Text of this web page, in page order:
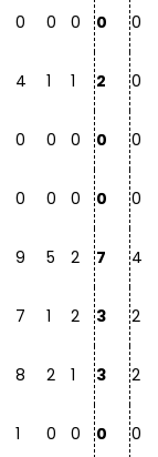
0 0 0 0 0
4 1 1 2 0
0 0 0 0 0
0 0 0 0 0
9 5 2 7 4
7 1 2 3 2
8 2 1 3 2
1 0 0 0 0